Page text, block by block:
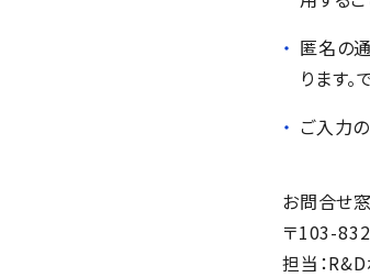
匿名の
ります
ご入力
お問合せ
〒103-
担当：